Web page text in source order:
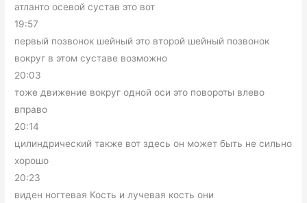
атланто осевой сустав это вот
19:57
первый позвонок шейный это второй шейный позвонок
вокруг в этом суставе возможно
20:03
тоже движение вокруг одной оси это повороты влево
вправо
20:14
цилиндрический также вот здесь он может быть не сильно
хорошо
20:23
виден ногтевая Кость и лучевая кость они